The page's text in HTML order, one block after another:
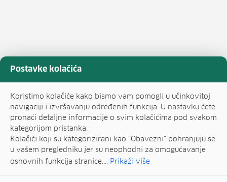
Postavke kolačića
Koristimo kolačiće kako bismo vam pomogli u učinkovitoj
navigaciji i izvršavanju određenih funkcija. U nastavku ćete
pronaći detaljne informacije o svim kolačićima pod svakom
kategorijom pristanka.
Kolačići koji su kategorizirani kao "Obavezni" pohranjuju se
u vašem pregledniku jer su neophodni za omogućavanje
osnovnih funkcija stranice.... Prikaži više